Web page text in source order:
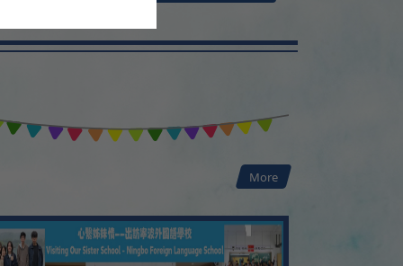
劃 — 「以棋會友」東 華聯校 Pizza Time
長教師團
More